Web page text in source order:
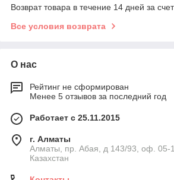
Возврат товара в течение 14 дней за
Все условия возврата
О нас
Рейтинг не сформирован
Менее 5 отзывов за последний год
Работает с 25.11.2015
г. Алматы
Алматы, пр. Абая, д 143/93, оф. 05-
Казахстан